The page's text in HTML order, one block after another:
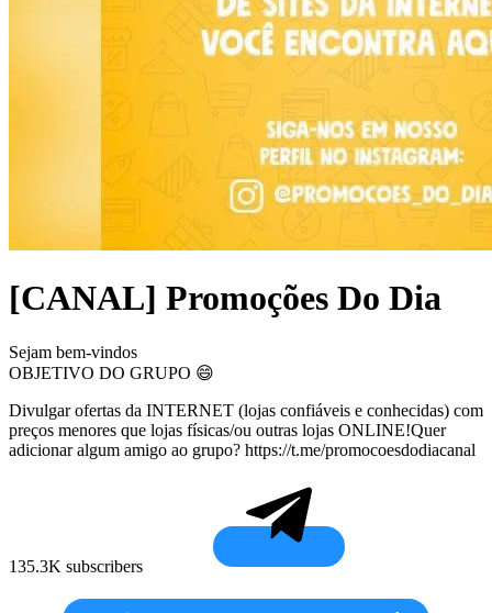
[CANAL] Promoções Do Dia
Sejam bem-vindos
OBJETIVO DO GRUPO 😄
Divulgar ofertas da INTERNET (lojas confiáveis e conhecidas) com
preços menores que lojas físicas/ou outras lojas ONLINE!Quer
adicionar algum amigo ao grupo? https://t.me/promocoesdodiacanal
135.3K subscribers